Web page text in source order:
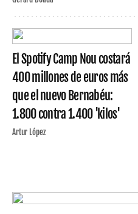
El Spotify Camp Nou costará
400 millones de euros más
que el nuevo Bernabéu:
1.800 contra 1.400 'kilos'
Artur López